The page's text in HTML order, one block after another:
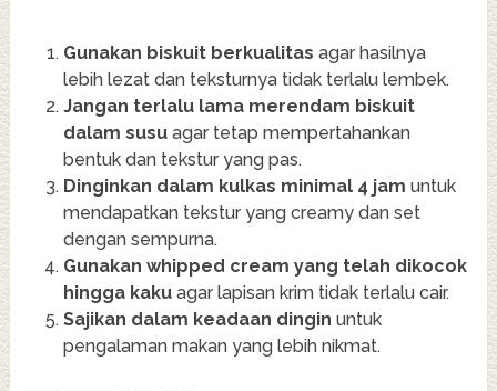
Gunakan biskuit berkualitas agar hasilnya
lebih lezat dan teksturnya tidak terlalu lembek.
Jangan terlalu lama merendam biskuit
dalam susuagar tetap mempertahankan
bentuk dan tekstur yang pas.
Dinginkan dalam kulkas minimal 4 jam untuk
mendapatkan tekstur yang creamy dan set
dengan sempurna.
Gunakan whipped cream yang telah dikocok
hingga kakuagar lapisan krim tidak terlalu cair.
Sajikan dalam keadaan dingin untuk
pengalaman makan yang lebih nikmat.